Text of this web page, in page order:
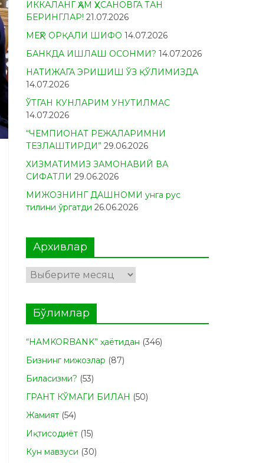
ИККАЛАНГ ҲАМ ҲУСАНОВГА ТАН
БЕРИНГЛАР! 21.07.2026
МЕҲР ОРҚАЛИ ШИФО 14.07.2026
БАНКДА ИШЛАШ ОСОНМИ? 14.07.2026
НАТИЖАГА ЭРИШИШ ЎЗ ҚЎЛИМИЗДА
14.07.2026
ЎТГАН КУНЛАРИМ УНУТИЛМАС
14.07.2026
“ЧЕМПИОНАТ РЕЖАЛАРИМНИ
ТЕЗЛАШТИРДИ” 29.06.2026
ХИЗМАТИМИЗ ЗАМОНАВИЙ ВА
СИФАТЛИ 29.06.2026
МИЖОЗНИНГ ДАШНОМИ унга рус
тилини ўргатди 26.06.2026
Архивлар
Архивлар
Бўлимлар
“HAMKORBANK” ҳаётидан (346)
Бизнинг мижозлар (87)
Биласизми? (53)
ГРАНТ КЎМАГИ БИЛАН (50)
Жамият (54)
Иқтисодиёт (15)
Кун мавзуси (30)